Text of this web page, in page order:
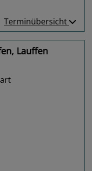
Terminübersicht
Lauffen